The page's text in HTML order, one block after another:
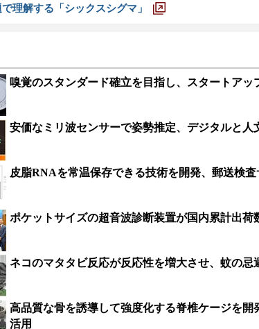
理解する「シックスシグマ」
嗅覚のスタンダード確立を目指し、スタートアッ
安価なミリ波センサーで姿勢推定、デジタルと人
皮脂RNAを常温保存できる技術を開発、郵送検
ポケットサイズの超音波診断装置が国内累計出荷
ネコのマタタビ反応が反応性を増大させ、蚊の忌
高品質な骨を誘導して強度化する脊椎ケージを開
活用